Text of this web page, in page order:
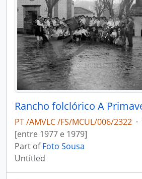
PT /AMVLC /FS/MCUL/006/2322 ·
[entre 1977 e 1979]
Part ofFoto Sousa
Untitled